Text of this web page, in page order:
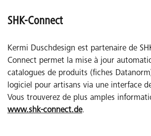
SHK-Connect
Kermi Duschdesign est partenaire de
Connect permet la mise à jour
catalogues de produits (fiches
logiciel pour artisans via une interface
Vous trouverez de plus amples
www.shk-connect.de.